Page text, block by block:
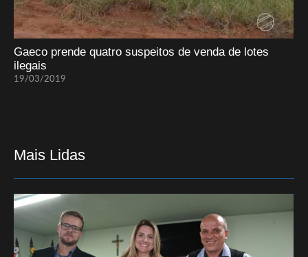
Gaeco prende quatro suspeitos de venda de lotes
ilegais
19/03/2019
Mais Lidas